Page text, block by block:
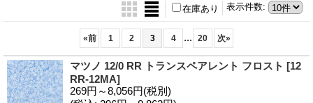
表示件数:
在庫あり
«前 1 2 3 4 ... 20 次»
マツノ 12/0 RR トランスペアレント フロスト [12
RR-12MA]
269円～8,056円(税別)